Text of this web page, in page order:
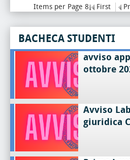
Items per Page 8
First
BACHECA STUDENTI
avviso
ottobre
Avviso
giuridica